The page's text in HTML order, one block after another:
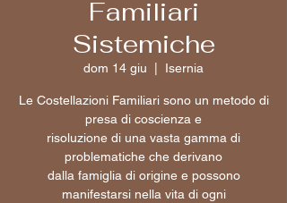
Familiari
Sistemiche
dom 14 giu Isernia
Le Costellazioni Familiari sono un metodo di
presa di coscienza e
risoluzione di una vasta gamma di
problematiche che derivano
dalla famiglia di origine e possono
manifestarsi nella vita di ogni